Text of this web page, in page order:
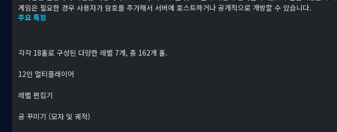
게임은 필요한 경우 사용자가 암호를 추가해서 서버에 호스트하거나 공개적으로 개방할 수 있습니다.
주요 특징
각각 18홀로 구성된 다양한 레벨 7개, 총 162개 홀.
12인 멀티플레이어
레벨 편집기
공 꾸미기 (모자 및 궤적)